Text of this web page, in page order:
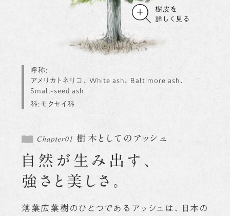
樹皮を
詳しく見る
呼称
アメリカトネリコ、White ash、Baltimore ash、
Small-seed ash
科 モクセイ科
樹木としてのアッシュ
自然が生み出す、
強さと美しさ。
落葉広葉樹のひとつであるアッシュは、日本の